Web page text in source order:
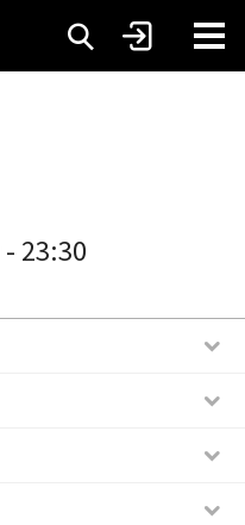
- 23:30